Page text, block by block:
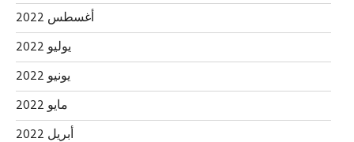
أغسطس 2022
يوليو 2022
يونيو 2022
مايو 2022
أبريل 2022